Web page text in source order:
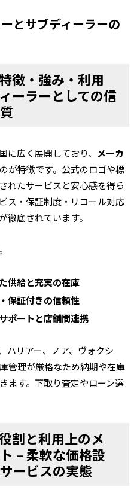
とサブディーラーの
徴・強み・利用
ーラーとしての信
に広く展開しており、 メーカ
が特徴です。公式のロゴや標
れたサービスと安心感を得ら
ス・保証制度・リコール対応
徹底されています。
供給と充実の在庫
保証付きの信頼性
ポートと店舗間連携
ハリアー、ノア、ヴォクシ
管理が厳格なため納期や在庫
ます。下取り査定やローン選
割と利用上のメ
– 柔軟な価格設
ービスの実態